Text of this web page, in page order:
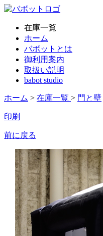
在庫一覧
ホーム
バボットとは
御利用案内
取扱い説明
babot studio
ホーム > 在庫一覧 > 門と壁
印刷
前に戻る